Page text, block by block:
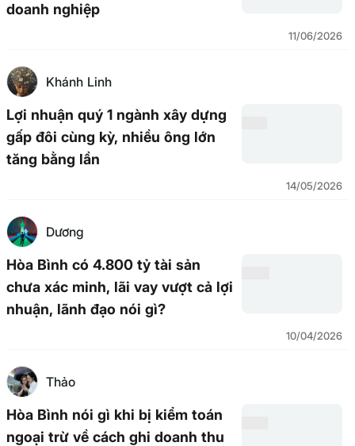
doanh nghiệp
11/06/2026
Khánh Linh
Lợi nhuận quý 1 ngành xây dựng
gấp đôi cùng kỳ, nhiều ông lớn
tăng bằng lần
14/05/2026
Dương
Hòa Bình có 4.800 tỷ tài sản
chưa xác minh, lãi vay vượt cả lợi
nhuận, lãnh đạo nói gì?
10/04/2026
Thảo
Hòa Bình nói gì khi bị kiểm toán
ngoại trừ về cách ghi doanh thu